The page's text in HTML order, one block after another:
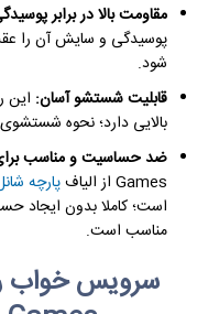
مقاومت بالا در برابر
پوسیدگی و سایش آن را
شود.
قابلیت شستشو آسان: این
بالایی دارد؛ نحوه
ضد حساسیت و مناسب
Games از الیاف
پارچه
است؛ کاملا بدون ایجاد
مناسب است.